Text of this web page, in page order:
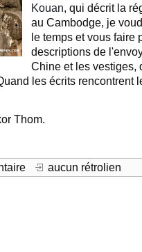
Kouan, qui décrit la
au Cambodge, je
le temps et vous faire
descriptions de
Chine et les vestiges,
les écrits rencontrent
Thom.
aucun rétrolien